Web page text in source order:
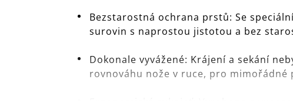
Bezstarostná ochrana prstů: Se
surovin s naprostou jistotou a bez
Dokonale vyvážené: Krájení a sekání
rovnováhu nože v ruce, pro